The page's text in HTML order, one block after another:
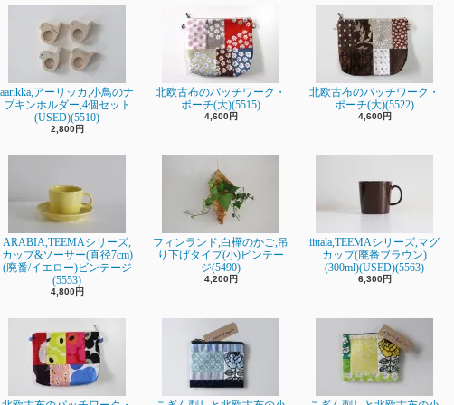
aarikka,アーリッカ,小鳥のナ
プキンホルダー,4個セット
(USED)(5510)
2,800円
北欧古布のパッチワーク・
ポーチ(大)(5515)
4,600円
北欧古布のパッチワーク・
ポーチ(大)(5522)
4,600円
ARABIA,TEEMAシリーズ,
カップ&ソーサー(直径7cm)
(廃番/イエロー)ビンテージ
(5553)
4,800円
フィンランド,白樺のかご,吊
り下げタイプ(小)ビンテー
ジ(5490)
4,200円
iittala,TEEMAシリーズ,マグ
カップ(廃番ブラウン)
(300ml)(USED)(5563)
6,300円